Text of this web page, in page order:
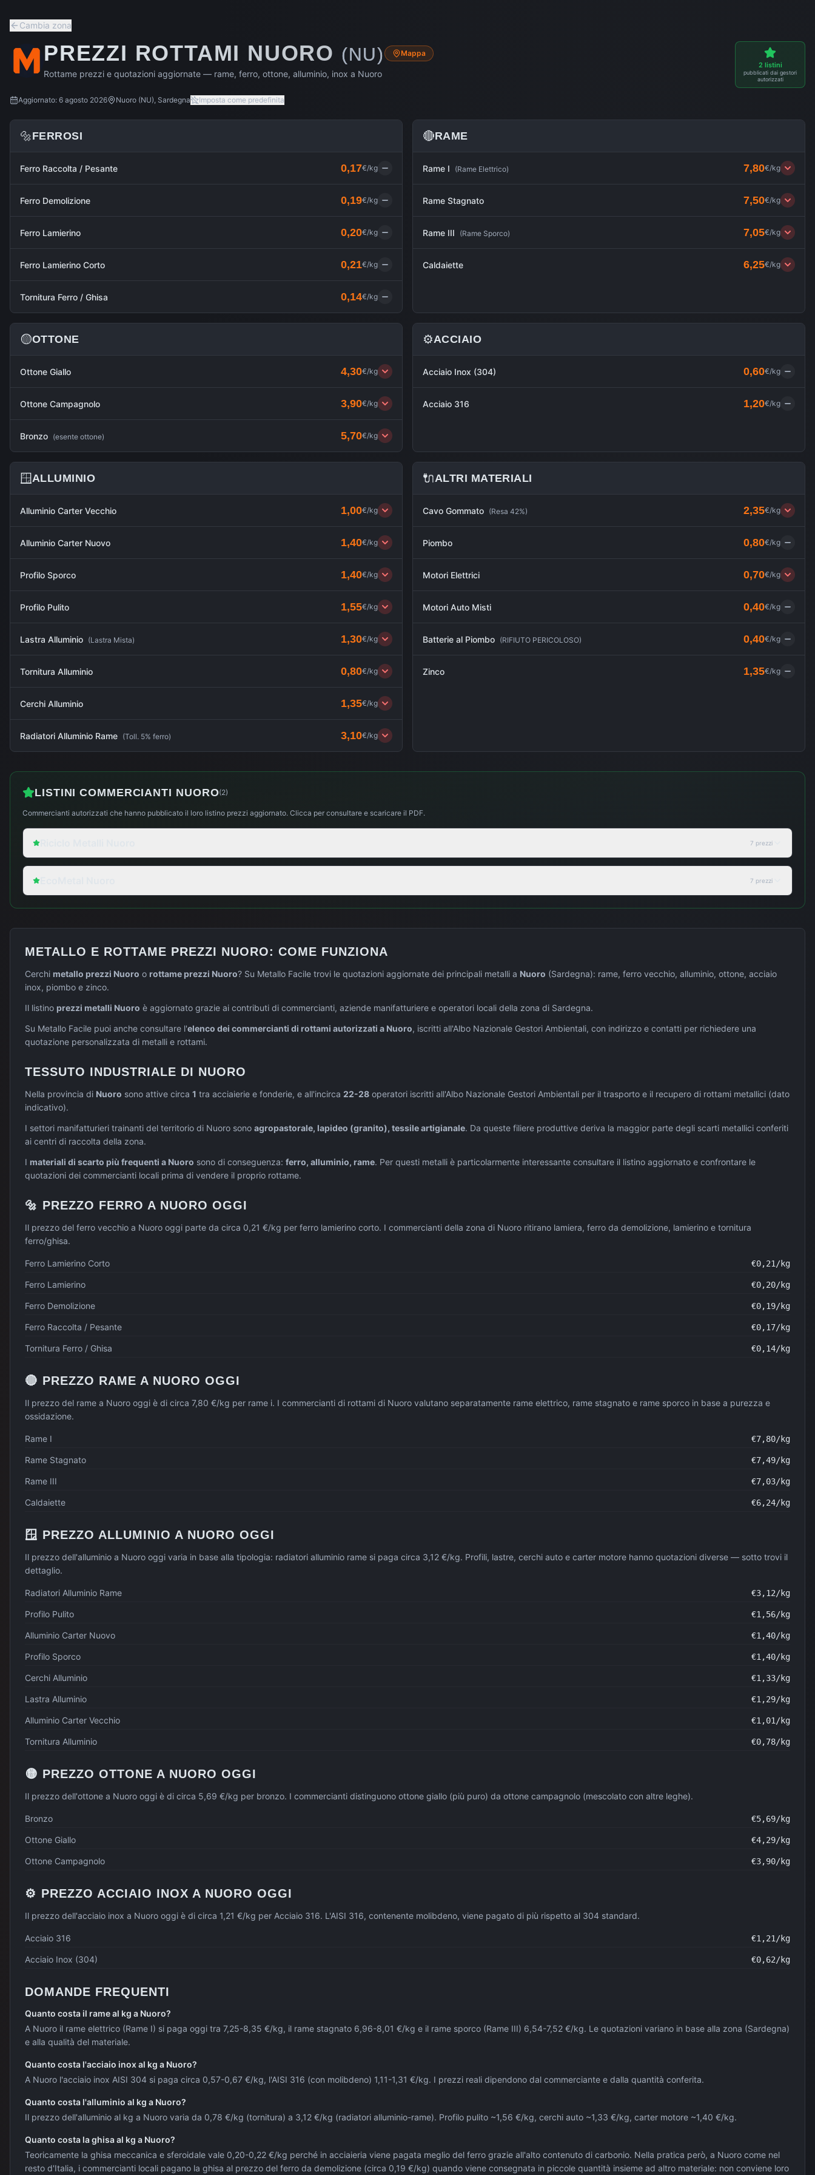
Cambia zona
PREZZI ROTTAMI NUORO (NU) Mappa
Rottame prezzi e quotazioni aggiornate — rame, ferro, ottone, alluminio, inox a Nuoro
2 listini
pubblicati dai gestori
autorizzati
Aggiornato: 6 agosto 2026 Nuoro (NU), Sardegna Imposta come predefinita
🔩FERROSI
Ferro Raccolta / Pesante 0,17€/kg
Ferro Demolizione 0,19€/kg
Ferro Lamierino 0,20€/kg
Ferro Lamierino Corto 0,21€/kg
Tornitura Ferro / Ghisa 0,14€/kg
🔴RAME
Rame I (Rame Elettrico) 7,80€/kg
Rame Stagnato 7,50€/kg
Rame III (Rame Sporco) 7,05€/kg
Caldaiette 6,25€/kg
🟡OTTONE
Ottone Giallo 4,30€/kg
Ottone Campagnolo 3,90€/kg
Bronzo (esente ottone) 5,70€/kg
⚙️ACCIAIO
Acciaio Inox (304) 0,60€/kg
Acciaio 316 1,20€/kg
🪟ALLUMINIO
Alluminio Carter Vecchio 1,00€/kg
Alluminio Carter Nuovo 1,40€/kg
Profilo Sporco 1,40€/kg
Profilo Pulito 1,55€/kg
Lastra Alluminio (Lastra Mista) 1,30€/kg
Tornitura Alluminio 0,80€/kg
Cerchi Alluminio 1,35€/kg
Radiatori Alluminio Rame (Toll. 5% ferro) 3,10€/kg
🔌ALTRI MATERIALI
Cavo Gommato (Resa 42%) 2,35€/kg
Piombo 0,80€/kg
Motori Elettrici 0,70€/kg
Motori Auto Misti 0,40€/kg
Batterie al Piombo (RIFIUTO PERICOLOSO) 0,40€/kg
Zinco 1,35€/kg
LISTINI COMMERCIANTI NUORO(2)
Commercianti autorizzati che hanno pubblicato il loro listino prezzi aggiornato. Clicca per consultare e scaricare il PDF.
7 prezzi
7 prezzi
METALLO E ROTTAME PREZZI NUORO: COME FUNZIONA
Cerchi metallo prezzi Nuoro o rottame prezzi Nuoro? Su Metallo Facile trovi le quotazioni aggiornate dei principali metalli a Nuoro (Sardegna): rame, ferro vecchio, alluminio, ottone, acciaio
inox, piombo e zinco.
Il listino prezzi metalli Nuoro è aggiornato grazie ai contributi di commercianti, aziende manifatturiere e operatori locali della zona di Sardegna.
Su Metallo Facile puoi anche consultare l'elenco dei commercianti di rottami autorizzati a Nuoro, iscritti all'Albo Nazionale Gestori Ambientali, con indirizzo e contatti per richiedere una
quotazione personalizzata di metalli e rottami.
TESSUTO INDUSTRIALE DI NUORO
Nella provincia di Nuoro sono attive circa 1 tra acciaierie e fonderie, e all'incirca 22-28 operatori iscritti all'Albo Nazionale Gestori Ambientali per il trasporto e il recupero di rottami metallici (dato
indicativo).
I settori manifatturieri trainanti del territorio di Nuoro sono agropastorale, lapideo (granito), tessile artigianale. Da queste filiere produttive deriva la maggior parte degli scarti metallici conferiti
ai centri di raccolta della zona.
I materiali di scarto più frequenti a Nuoro sono di conseguenza: ferro, alluminio, rame. Per questi metalli è particolarmente interessante consultare il listino aggiornato e confrontare le
quotazioni dei commercianti locali prima di vendere il proprio rottame.
🔩 PREZZO FERRO A NUORO OGGI
Il prezzo del ferro vecchio a Nuoro oggi parte da circa 0,21 €/kg per ferro lamierino corto. I commercianti della zona di Nuoro ritirano lamiera, ferro da demolizione, lamierino e tornitura
ferro/ghisa.
Ferro Lamierino Corto €0,21 /kg
Ferro Lamierino €0,20/kg
Ferro Demolizione €0,19/kg
Ferro Raccolta / Pesante €0,17/kg
Tornitura Ferro / Ghisa €0,14/kg
🔴 PREZZO RAME A NUORO OGGI
Il prezzo del rame a Nuoro oggi è di circa 7,80 €/kg per rame i. I commercianti di rottami di Nuoro valutano separatamente rame elettrico, rame stagnato e rame sporco in base a purezza e
ossidazione.
Rame I €7,80/kg
Rame Stagnato €7,49/kg
Rame III €7,03/kg
Caldaiette €6,24/kg
🪟 PREZZO ALLUMINIO A NUORO OGGI
Il prezzo dell'alluminio a Nuoro oggi varia in base alla tipologia: radiatori alluminio rame si paga circa 3,12 €/kg. Profili, lastre, cerchi auto e carter motore hanno quotazioni diverse — sotto trovi il
dettaglio.
Radiatori Alluminio Rame €3,12/kg
Profilo Pulito €1,56/kg
Alluminio Carter Nuovo €1,40/kg
Profilo Sporco €1,40/kg
Cerchi Alluminio €1,33/kg
Lastra Alluminio €1,29/kg
Alluminio Carter Vecchio €1,01 /kg
Tornitura Alluminio €0,78/kg
🟡 PREZZO OTTONE A NUORO OGGI
Il prezzo dell'ottone a Nuoro oggi è di circa 5,69 €/kg per bronzo. I commercianti distinguono ottone giallo (più puro) da ottone campagnolo (mescolato con altre leghe).
Bronzo €5,69/kg
Ottone Giallo €4,29/kg
Ottone Campagnolo €3,90/kg
⚙️ PREZZO ACCIAIO INOX A NUORO OGGI
Il prezzo dell'acciaio inox a Nuoro oggi è di circa 1,21 €/kg per Acciaio 316. L'AISI 316, contenente molibdeno, viene pagato di più rispetto al 304 standard.
Acciaio 316 €1,21 /kg
Acciaio Inox (304) €0,62/kg
DOMANDE FREQUENTI
Quanto costa il rame al kg a Nuoro?
A Nuoro il rame elettrico (Rame I) si paga oggi tra 7,25-8,35 €/kg, il rame stagnato 6,96-8,01 €/kg e il rame sporco (Rame III) 6,54-7,52 €/kg. Le quotazioni variano in base alla zona (Sardegna)
e alla qualità del materiale.
Quanto costa l'acciaio inox al kg a Nuoro?
A Nuoro l'acciaio inox AISI 304 si paga circa 0,57-0,67 €/kg, l'AISI 316 (con molibdeno) 1,11-1,31 €/kg. I prezzi reali dipendono dal commerciante e dalla quantità conferita.
Quanto costa l'alluminio al kg a Nuoro?
Il prezzo dell'alluminio al kg a Nuoro varia da 0,78 €/kg (tornitura) a 3,12 €/kg (radiatori alluminio-rame). Profilo pulito ~1,56 €/kg, cerchi auto ~1,33 €/kg, carter motore ~1,40 €/kg.
Quanto costa la ghisa al kg a Nuoro?
Teoricamente la ghisa meccanica e sferoidale vale 0,20-0,22 €/kg perché in acciaieria viene pagata meglio del ferro grazie all'alto contenuto di carbonio. Nella pratica però, a Nuoro come nel
resto d'Italia, i commercianti locali pagano la ghisa al prezzo del ferro da demolizione (circa 0,19 €/kg) quando viene consegnata in piccole quantità insieme ad altro materiale: non conviene loro